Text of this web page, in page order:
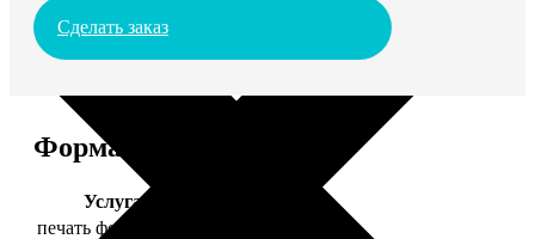
Сделать заказ
Форматы и цены
Услуга
печать фото 20х30